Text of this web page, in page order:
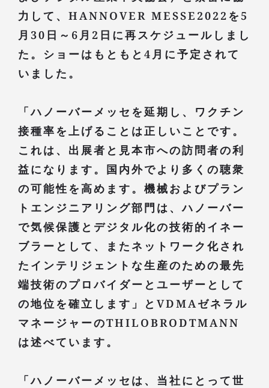
力して、HANNOVER MESSE2022を5
月30日～6月2日に再スケジュールしまし
た。ショーはもともと4月に予定されて
いました。
「ハノーバーメッセを延期し、ワクチン
接種率を上げることは正しいことです。
これは、出展者と見本市への訪問者の利
益になります。国内外でより多くの聴衆
の可能性を高めます。機械およびプラン
トエンジニアリング部門は、ハノーバー
で気候保護とデジタル化の技術的イネー
ブラーとして、またネットワーク化され
たインテリジェントな生産のための最先
端技術のプロバイダーとユーザーとして
の地位を確立します」とVDMAゼネラル
マネージャーのTHILOBRODTMANN
は述べています。
「ハノーバーメッセは、当社にとって世